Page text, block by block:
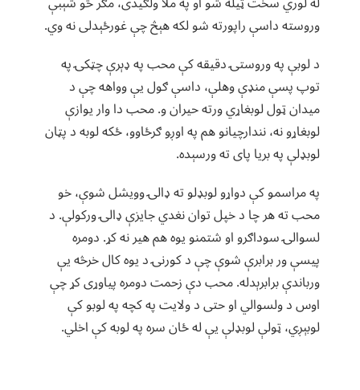
وروسته داسې راپورته شو لکه هېڅ چې غورځېدلی نه وي.
د لوبې په وروستۍ دقیقه کې محب په ډېرې چټکۍ په
توپ پسې منډې وهلې، داسې ګول یې وواهه چې د
میدان ټول لوبغاړي ورته حیران و. محب دا وار یوازې
لوبغاړو نه، نندارچیانو هم په اوږو ګرځاوو، ځکه لوبه د پټان
لوبډلې په بریا پای ته ورسېده.
په مراسمو کې دواړو لوبډلو ته ډالۍ وویشل شوې، خو
محب ته هر چا د خپل توان نغدي جایزې ډالۍ ورکولې. د
لسوالۍ سوداګرو او شتمنو یوه هم هیر نه کړ. دومره
پیسې ور برابرې شوې چې د کورنۍ د یوه کال خرڅه یې
ورباندې برابرېدله. محب دې زحمت دومره پیاوړی کړ چې
اوس د ولسوالي او حتی د ولایت په کچه په لوبو کې
لوبېږي، ټولې لوبډلې یې له ځان سره په لوبه کې اخلي.